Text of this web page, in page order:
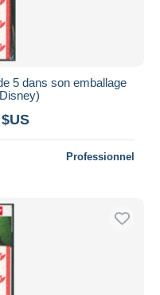
5 dans son emballage
Professionnel